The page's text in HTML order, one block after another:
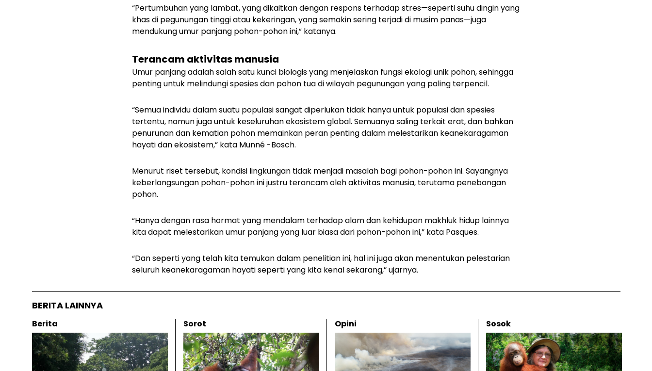
“Pertumbuhan yang lambat, yang dikaitkan dengan respons terhadap stres—seperti suhu dingin yang
khas di pegunungan tinggi atau kekeringan, yang semakin sering terjadi di musim panas—juga
mendukung umur panjang pohon-pohon ini,” katanya.
Terancam aktivitas manusia
Umur panjang adalah salah satu kunci biologis yang menjelaskan fungsi ekologi unik pohon, sehingga
penting untuk melindungi spesies dan pohon tua di wilayah pegunungan yang paling terpencil.
“Semua individu dalam suatu populasi sangat diperlukan tidak hanya untuk populasi dan spesies
tertentu, namun juga untuk keseluruhan ekosistem global. Semuanya saling terkait erat, dan bahkan
penurunan dan kematian pohon memainkan peran penting dalam melestarikan keanekaragaman
hayati dan ekosistem,” kata Munné -Bosch.
Menurut riset tersebut, kondisi lingkungan tidak menjadi masalah bagi pohon-pohon ini. Sayangnya
keberlangsungan pohon-pohon ini justru terancam oleh aktivitas manusia, terutama penebangan
pohon.
“Hanya dengan rasa hormat yang mendalam terhadap alam dan kehidupan makhluk hidup lainnya
kita dapat melestarikan umur panjang yang luar biasa dari pohon-pohon ini,” kata Pasques.
“Dan seperti yang telah kita temukan dalam penelitian ini, hal ini juga akan menentukan pelestarian
seluruh keanekaragaman hayati seperti yang kita kenal sekarang,” ujarnya.
BERITA LAINNYA
Berita Sorot Opini Sosok